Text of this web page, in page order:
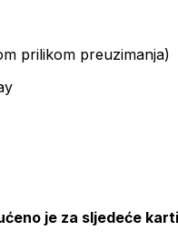
prilikom preuzimanja)
je za sljedeće